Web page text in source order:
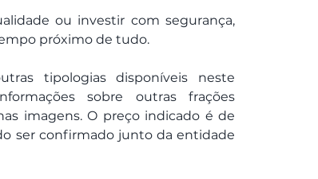
ou investir com segurança,
próximo de tudo.
tipologias disponíveis neste
sobre outras frações
imagens. O preço indicado é de
ser confirmado junto da entidade